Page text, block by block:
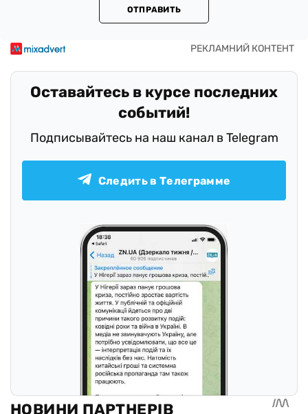
ОТПРАВИТЬ
Оставайтесь в курсе последних
событий!
Подписывайтесь на наш канал в Telegram
Следить в Телеграмме